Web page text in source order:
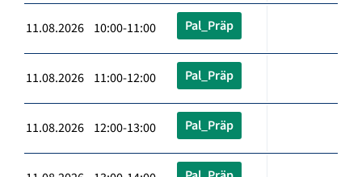
11.08.2026 10:00-11:00 Pal_Präp
11.08.2026 11:00-12:00 Pal_Präp
11.08.2026 12:00-13:00 Pal_Präp